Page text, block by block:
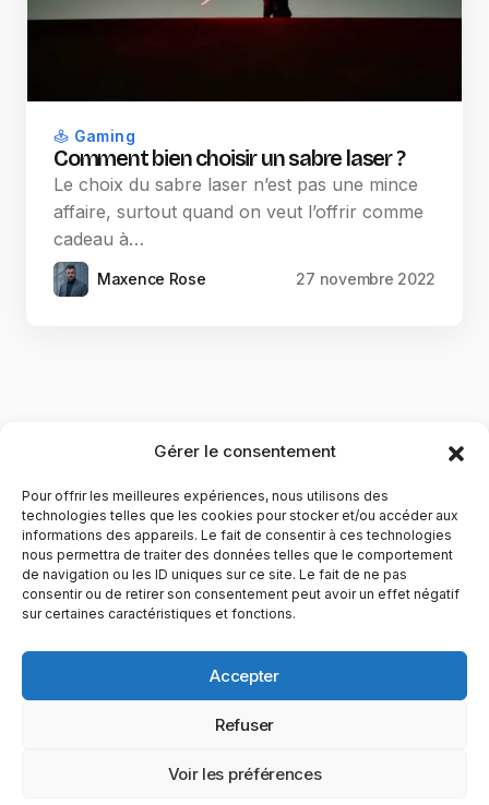
Gérer le consentement
Pour offrir les meilleures expériences, nous utilisons des
technologies telles que les cookies pour stocker et/ou accéder aux
informations des appareils. Le fait de consentir à ces technologies
nous permettra de traiter des données telles que le comportement
de navigation ou les ID uniques sur ce site. Le fait de ne pas
consentir ou de retirer son consentement peut avoir un effet négatif
sur certaines caractéristiques et fonctions.
Accepter
Refuser
Voir les préférences
Gaming
Comment bien choisir un sabre laser ?
Le choix du sabre laser n’est pas une mince
affaire, surtout quand on veut l’offrir comme
cadeau à…
Maxence Rose 27 novembre 2022
YubiGeek est un média français dédié aux nouvelles
technologies, à la culture geek et au numérique. Fondé par
du web, du gaming et de la science, avec une approche